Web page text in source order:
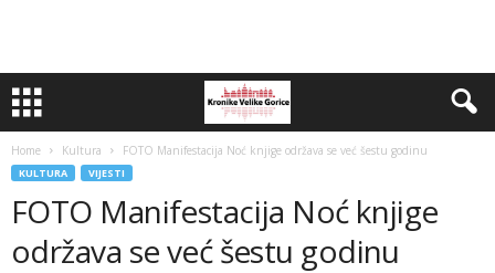
Home Kultura FOTO Manifestacija Noć knjige održava se već šestu godinu
KULTURA VIJESTI
FOTO Manifestacija Noć knjige
održava se već šestu godinu